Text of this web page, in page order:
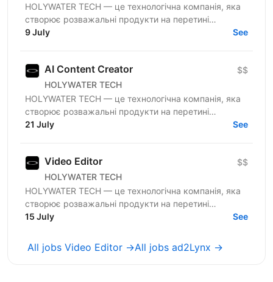
HOLYWATER TECH — це технологічна компанія, яка
створює розважальні продукти на перетині
людської творчості та штучного інтелекту. Вони є
9 July See
AI Content Creator
HOLYWATER TECH
$$
HOLYWATER TECH — це технологічна компанія, яка
створює розважальні продукти на перетині
людської творчості та штучного інтелекту. Вони є
21 July See
Video Editor
HOLYWATER TECH
$$
HOLYWATER TECH — це технологічна компанія, яка
створює розважальні продукти на перетині
людської творчості та штучного інтелекту. Вони є
15 July See
All jobs Video Editor →All jobs ad2Lynx →